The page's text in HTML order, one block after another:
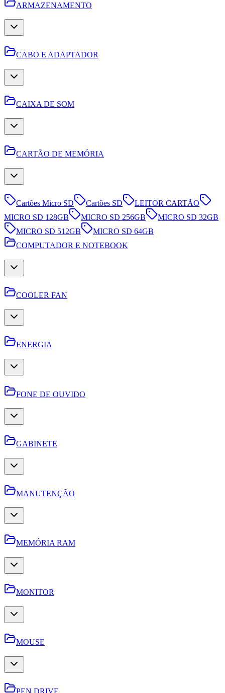
ARMAZENAMENTO
CABO E ADAPTADOR
CAIXA DE SOM
CARTÃO DE MEMÓRIA
Cartões Micro SD Cartões SD
LEITOR CARTÃO
MICRO SD 128GB
MICRO SD 256GB
MICRO SD 32GB
MICRO SD 512GB
MICRO SD 64GB
COMPUTADOR E NOTEBOOK
COOLER FAN
ENERGIA
FONE DE OUVIDO
GABINETE
MANUTENÇÃO
MEMÓRIA RAM
MONITOR
MOUSE